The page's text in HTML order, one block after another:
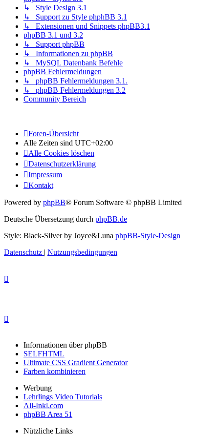
↳ Style Design 3.1
↳ Support zu Style phphBB 3.1
↳ Extensionen und Snippets phpBB3.1
phpBB 3.1 und 3.2
↳ Support phpBB
↳ Informationen zu phpBB
↳ MySQL Datenbank Befehle
phpBB Fehlermeldungen
↳ phpBB Fehlermeldungen 3.1.
↳ phpBB Fehlermeldungen 3.2
Community Bereich
Foren-Übersicht
Alle Zeiten sind UTC+02:00
Alle Cookies löschen
Datenschutzerklärung
Impressum
Kontakt
Powered by phpBB® Forum Software © phpBB Limited
Deutsche Übersetzung durch phpBB.de
Style: Black-Silver by Joyce&Luna phpBB-Style-Design
Datenschutz | Nutzungsbedingungen
Informationen über phpBB
SELFHTML
Ultimate CSS Gradient Generator
Farben kombinieren
Werbung
Lehrlings Video Tutorials
All-Inkl.com
phpBB Area 51
Nützliche Links